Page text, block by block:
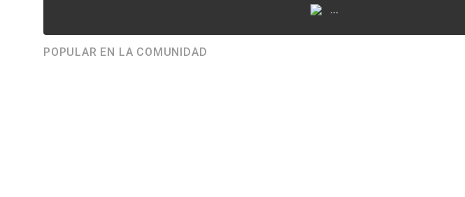
...
POPULAR EN LA COMUNIDAD